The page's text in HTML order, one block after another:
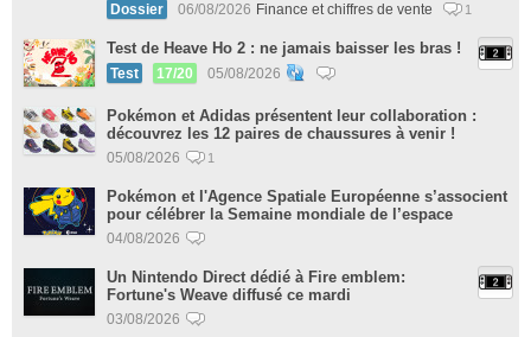
Dossier 06/08/2026 Finance et chiffres de vente 1
Test de Heave Ho 2 : ne jamais baisser les bras !
Test 17/20 05/08/2026
Pokémon et Adidas présentent leur collaboration :
découvrez les 12 paires de chaussures à venir !
05/08/2026 1
Pokémon et l'Agence Spatiale Européenne s’associent
pour célébrer la Semaine mondiale de l’espace
04/08/2026
Un Nintendo Direct dédié à Fire emblem:
Fortune's Weave diffusé ce mardi
03/08/2026